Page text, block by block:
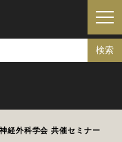
経外科学会 共催セミナー